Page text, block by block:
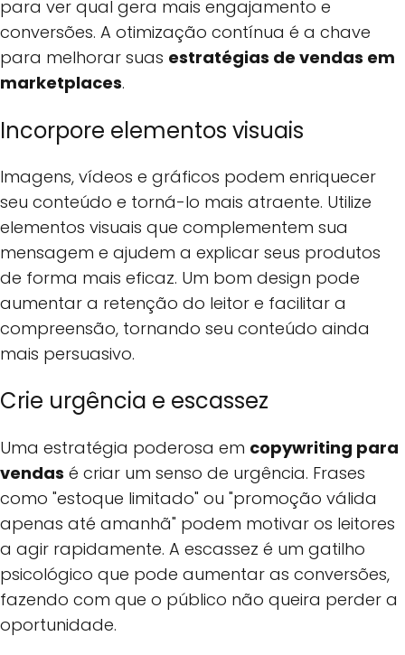
para ver qual gera mais engajamento e
conversões. A otimização contínua é a chave
para melhorar suas estratégias de vendas em
marketplaces.
Incorpore elementos visuais
Imagens, vídeos e gráficos podem enriquecer
seu conteúdo e torná-lo mais atraente. Utilize
elementos visuais que complementem sua
mensagem e ajudem a explicar seus produtos
de forma mais eficaz. Um bom design pode
aumentar a retenção do leitor e facilitar a
compreensão, tornando seu conteúdo ainda
mais persuasivo.
Crie urgência e escassez
Uma estratégia poderosa em copywriting para
vendas é criar um senso de urgência. Frases
como "estoque limitado" ou "promoção válida
apenas até amanhã" podem motivar os leitores
a agir rapidamente. A escassez é um gatilho
psicológico que pode aumentar as conversões,
fazendo com que o público não queira perder a
oportunidade.